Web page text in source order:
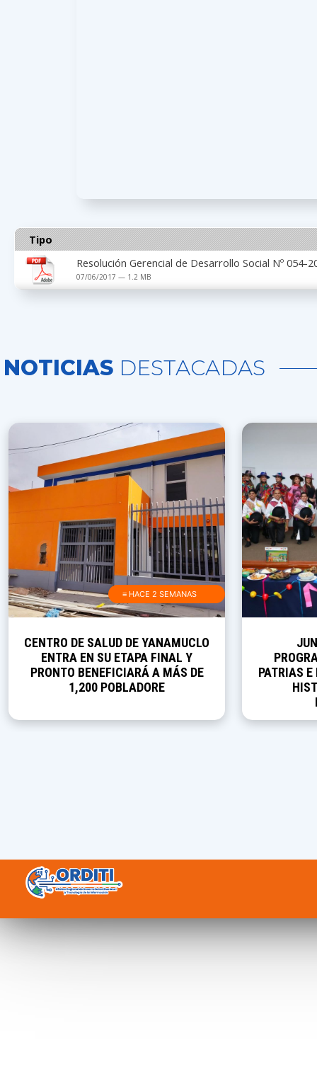
Tipo
Resolución Gerencial de Desarrollo Social Nº 054-
07/06/2017 — 1.2 MB
NOTICIAS DESTACADAS
≡ HACE 2 SEMANAS
CENTRO DE SALUD DE YANAMUCLO
ENTRA EN SU ETAPA FINAL Y
PRONTO BENEFICIARÁ A MÁS DE
1,200 POBLADORE
PATRIAS